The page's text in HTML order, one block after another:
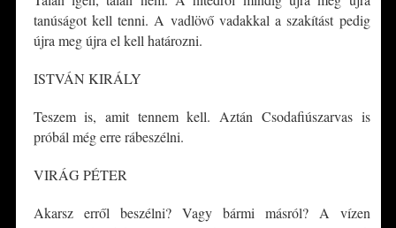
tanúságot kell tenni. A vadlövő vadakkal a szakítást pedig
újra meg újra el kell határozni.
ISTVÁN KIRÁLY
Teszem is, amit tennem kell. Aztán Csodafiúszarvas is
próbál még erre rábeszélni.
VIRÁG PÉTER
Akarsz erről beszélni? Vagy bármi másról? A vízen